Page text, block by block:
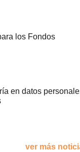
los Fondos
en datos
ver más